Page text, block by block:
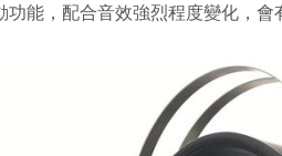
能，配合音效強烈程度變化，會